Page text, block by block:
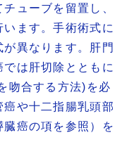
ューブを留置し、
ます。手術術式に
異なります。肝門
は肝切除とともに
吻合する方法)を必
や十二指腸乳頭部
癌の項を参照）を